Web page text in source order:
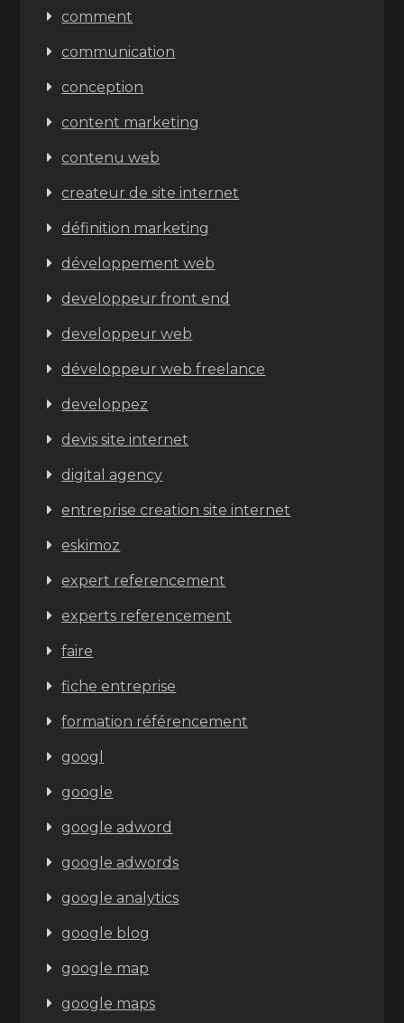
comment
communication
conception
content marketing
contenu web
createur de site internet
définition marketing
développement web
developpeur front end
developpeur web
développeur web freelance
developpez
devis site internet
digital agency
entreprise creation site internet
eskimoz
expert referencement
experts referencement
faire
fiche entreprise
formation référencement
googl
google
google adword
google adwords
google analytics
google blog
google map
google maps